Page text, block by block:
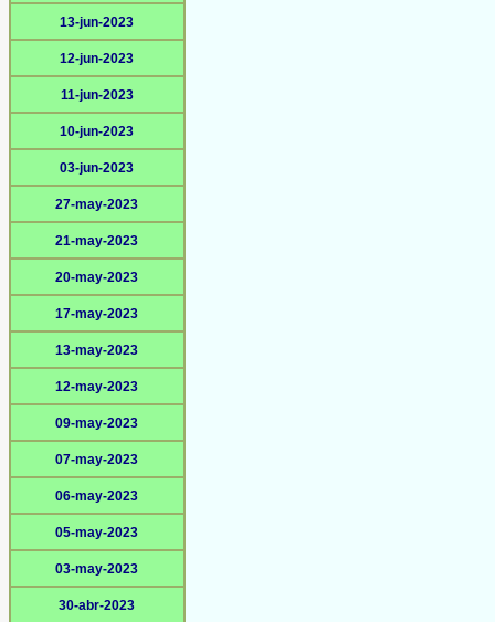
13-jun-2023
12-jun-2023
11-jun-2023
10-jun-2023
03-jun-2023
27-may-2023
21-may-2023
20-may-2023
17-may-2023
13-may-2023
12-may-2023
09-may-2023
07-may-2023
06-may-2023
05-may-2023
03-may-2023
30-abr-2023